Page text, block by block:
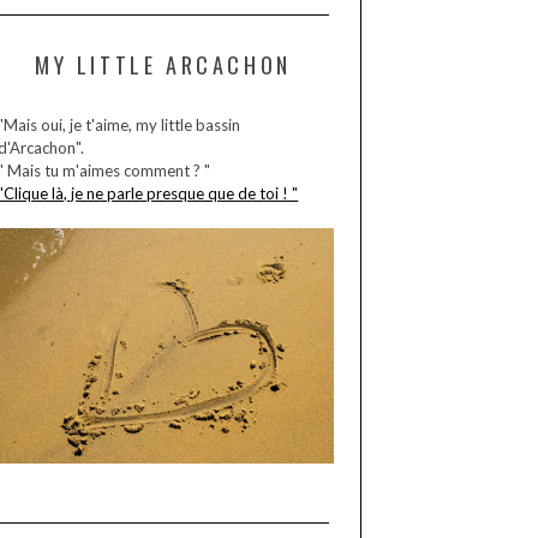
MY LITTLE ARCACHON
oui, je t'aime, my little bassin
Mais tu m'aimes comment ? "
là, je ne parle presque que de toi ! "